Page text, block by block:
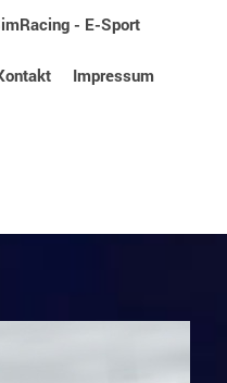
- E-Sport
Impressum